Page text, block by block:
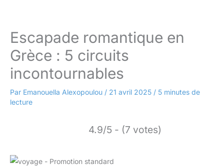
Escapade romantique en
Grèce : 5 circuits
incontournables
Par Emanouella Alexopoulou / 21 avril 2025 / 5 minutes de
lecture
4.9/5 - (7 votes)